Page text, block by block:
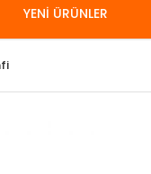
YENİ ÜRÜNLER